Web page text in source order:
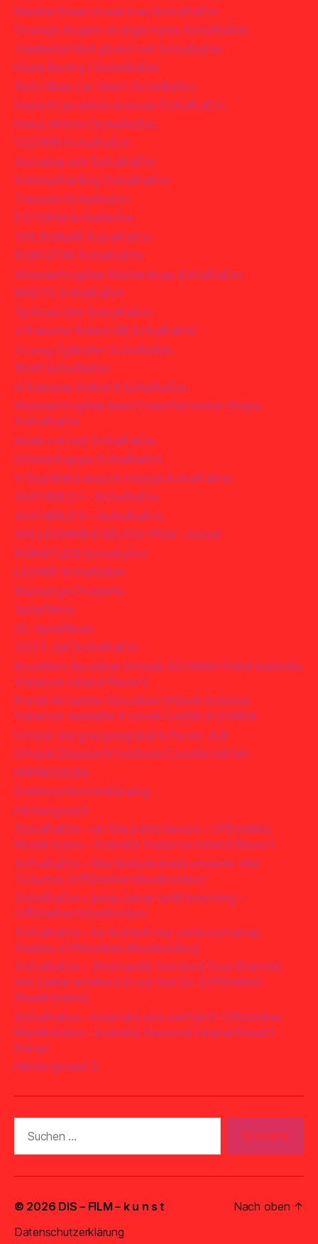
Maske Eisen mask iron SchaRaEm
Orange Augen orange eyes SchaRaEm
Gesbenst Rot ghost red SchaRaEm
Hase Bunny I SchaRaEm
Auto Blau car blue I SchaRaEm
Hexe Frau witch woman SchaRaEm
Hexe Witch I SchaRaEm
CLOWN SchaRaEm
Armeise ant SchaRaEm
Schmetterling SchaRaEm
Tomate SchaRaEm
EXTREM SchaRaEm
GELB HAAR SchaRaEm
ROBOTOR SchaRaEm
Wassertropfen Waterdrop SchaRaEm
KRÖTE SchaRaEm
Spitzes Ohr SchaRaEm
2 Roboter Robot iiIII SchaRaEm
Orang Zylinder SchaRaEm
Wolf SchaRaEm
4 Roboter Robot II SchaRaEm
Wassertropfen bunt Colorful water drops
SchaRaEm
Alien rot red SchaRaEm
Grüne Kappe SchaRaEm
V Suchbild search image SchaRaEm
SUCHBILD I – SchaRaEm
SUCHBILD II – SchaRaEm
WILLKOMMEN BEI DIS-FILM – kunst
KÜNSTLER SchaRaEm
LEONIE SchaRaEm
Bisherige Projekte
Spielfilme
XL Spielfilme
2023 Juli SchaRaEm
Kroatien Vacation Urlaub SCHARA Hotel Isabella
Valamar Island Resort.
Poreč Kroatien Vacation Urlaub Schloss
Valamar Isabella V Level Castle SCHARA
Urlaub Vergnügungsbark Porec Juli
Urlaub Dinopark Funtana Croatia Istrien
IMPRESSUM
Datenschutzerklärung
Hintergrund
SchaRaEm – on the palm beach – Offizielles
Musikvideo – Isabella Valamar Island Resort
SchaRaEm – Die Sonneninsel unserer der
Träume (Offizielles Musikvideo)
SchaRaEm – jump jump until morning –
Offizielles Musikvideo
SchaRaEm – Im Schloß der zerbrochenen
Seelen (Offizielles Musikvideo)
SchaRaEm – (Romantik Version) Das Wunder
der Liebe erlebe ich nur bei Dir (Offizielles
Musikvideo)
SchaRaEm – Insel die uns verführt-Offizielles
Musikvideo – Isabella Valamar Island Resort
Porec
Hintergrund 2
nach:
© 2026 DIS – FILM – k u n s t
Datenschutzerklärung
Nach oben ↑